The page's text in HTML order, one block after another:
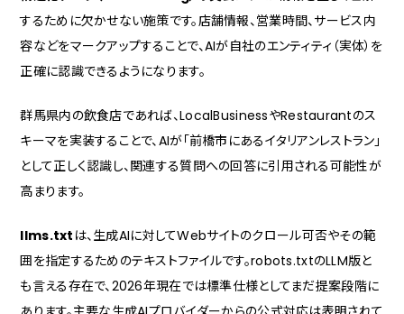
するために欠かせない施策です。店舗情報、営業時間、サービス内
容などをマークアップすることで、AIが自社のエンティティ（実体）を
正確に認識できるようになります。
群馬県内の飲食店であれば、LocalBusinessやRestaurantのス
キーマを実装することで、AIが「前橋市にあるイタリアンレストラン」
として正しく認識し、関連する質問への回答に引用される可能性が
高まります。
llms.txt は、生成AIに対してWebサイトのクロール可否やその範
囲を指定するためのテキストファイルです。robots.txtのLLM版と
も言える存在で、2026年現在では標準仕様としてまだ提案段階に